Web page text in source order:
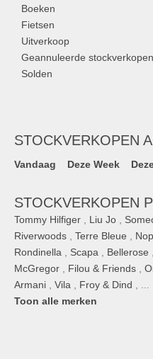
Boeken
Fietsen
Uitverkoop
Geannuleerde stockverkopen
Solden
STOCKVERKOPEN
Vandaag Deze Week
STOCKVERKOPEN
Tommy Hilfiger Liu Jo
Riverwoods
Terre Bleue
Rondinella
Scapa Bellerose
McGregor
Filou & Friends
Armani
Vila Froy & Dind
Toon alle merken